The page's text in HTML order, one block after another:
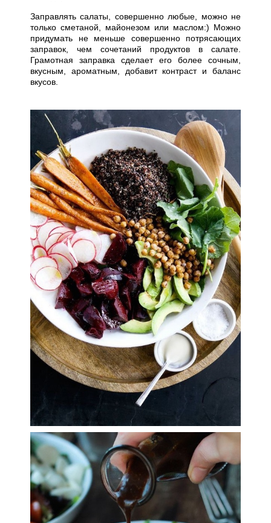
Заправлять салаты, совершенно любые, можно не
только сметаной, майонезом или маслом:) Можно
придумать не меньше совершенно потрясающих
заправок, чем сочетаний продуктов в салате.
Грамотная заправка сделает его более сочным,
вкусным, ароматным, добавит контраст и баланс
вкусов.